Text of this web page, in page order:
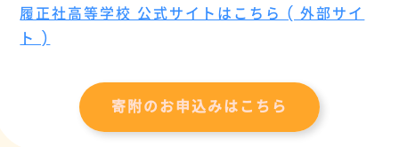
履正社高等学校 公式サイトはこちら ( 外部サイ
ト )
寄附のお申込みはこちら